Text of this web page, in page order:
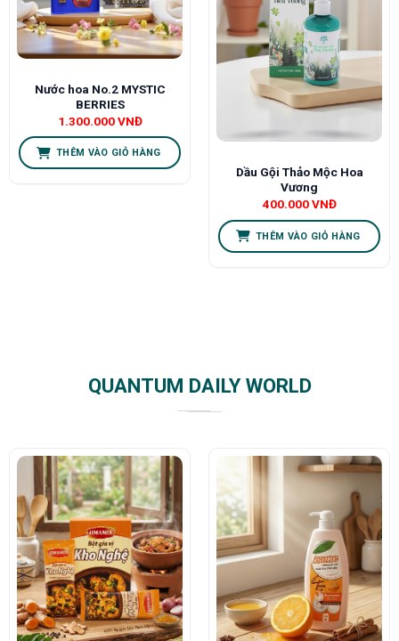
Nước hoa No.2 MYSTIC
BERRIES
1.300.000VNĐ
THÊM VÀO GIỎ HÀNG
Dầu Gội Thảo Mộc Hoa
Vương
400.000VNĐ
THÊM VÀO GIỎ HÀNG
QUANTUM DAILY WORLD